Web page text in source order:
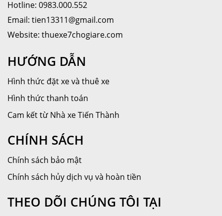
Hotline: 0983.000.552
Email: tien13311@gmail.com
Website: thuexe7chogiare.com
HƯỚNG DẪN
Hình thức đặt xe và thuê xe
Hình thức thanh toán
Cam kết từ Nhà xe Tiến Thành
CHÍNH SÁCH
Chính sách bảo mật
Chính sách hủy dịch vụ và hoàn tiền
THEO DÕI CHÚNG TÔI TẠI